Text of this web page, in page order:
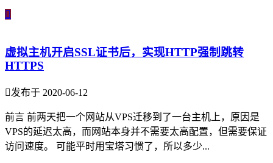

虚拟主机开启SSL证书后，实现HTTP强制跳转
HTTPS
发布于 2020-06-12
前言 前两天把一个网站从VPS迁移到了一台主机上，原因是
VPS的延迟太高，而网站本身并不需要太高配置，但需要保证
访问速度。 可能平时用宝塔习惯了，所以多少...